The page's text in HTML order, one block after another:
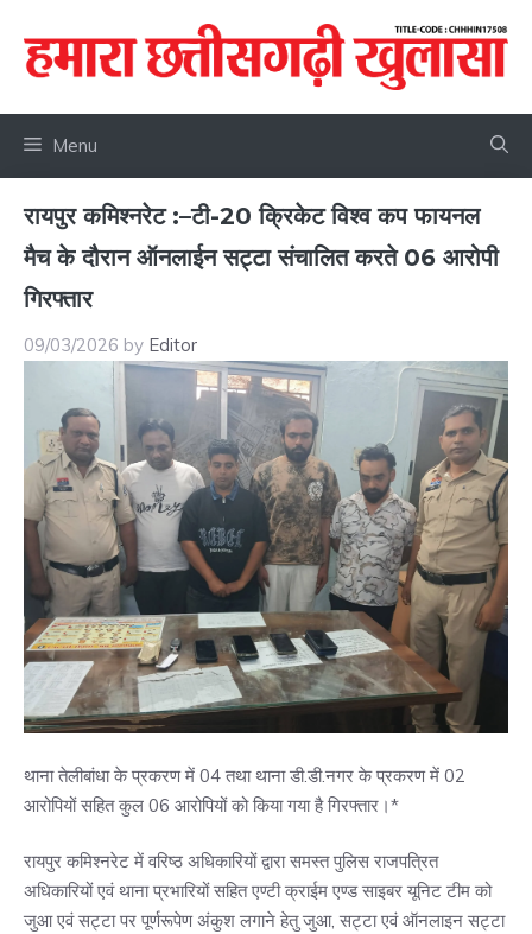
content
Menu
रायपुर कमिश्नरेट :–टी-20 क्रिकेट विश्व कप फायनल
मैच के दौरान ऑनलाईन सट्टा संचालित करते 06 आरोपी
गिरफ्तार
09/03/2026 by Editor
थाना तेलीबांधा के प्रकरण में 04 तथा थाना डी.डी.नगर के प्रकरण में 02
आरोपियों सहित कुल 06 आरोपियों को किया गया है गिरफ्तार।*
रायपुर कमिश्नरेट में वरिष्ठ अधिकारियों द्वारा समस्त पुलिस राजपत्रित
अधिकारियों एवं थाना प्रभारियों सहित एण्टी क्राईम एण्ड साइबर यूनिट टीम को
जुआ एवं सट्टा पर पूर्णरूपेण अंकुश लगाने हेतु जुआ, सट्टा एवं ऑनलाइन सट्टा